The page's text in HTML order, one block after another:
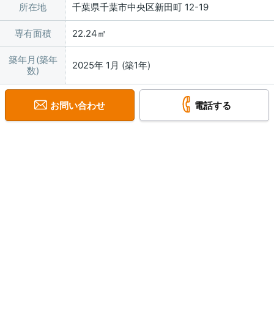
所在地 千葉県千葉市中央区新田町 12-19
専有面積 22.24㎡
築年月(築年
数)
2025年 1月 (築1年)
お問い合わせ 電話する